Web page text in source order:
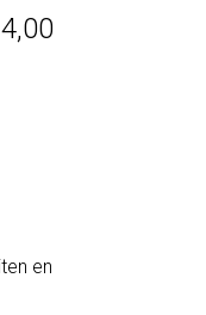
en